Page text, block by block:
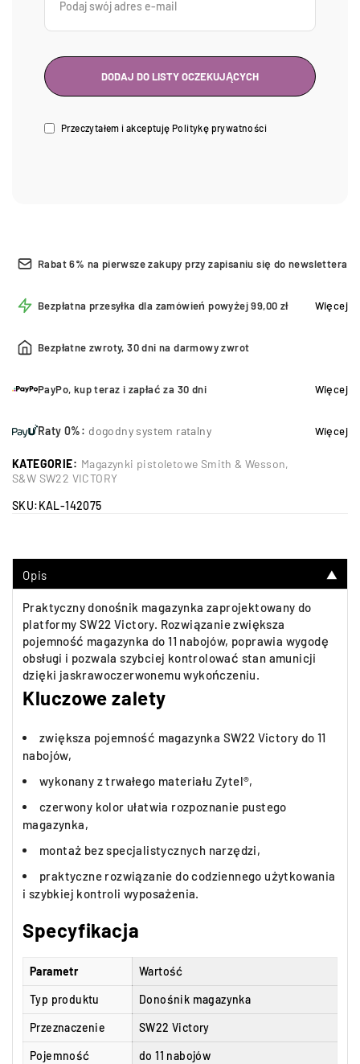
Przeczytałem i akceptuję Politykę prywatności
Rabat 6% na pierwsze zakupy przy zapisaniu się do newslettera
Bezpłatna przesyłka dla zamówień powyżej 99,00 zł Więcej
Bezpłatne zwroty, 30 dni na darmowy zwrot
PayPo, kup teraz i zapłać za 30 dni Więcej
Raty 0%: dogodny system ratalny Więcej
KATEGORIE: Magazynki pistoletowe Smith & Wesson,
S&W SW22 VICTORY
SKU:KAL-142075
Opis ▼
Praktyczny donośnik magazynka zaprojektowany do
platformy SW22 Victory. Rozwiązanie zwiększa
pojemność magazynka do 11 nabojów, poprawia wygodę
obsługi i pozwala szybciej kontrolować stan amunicji
dzięki jaskrawoczerwonemu wykończeniu.
Kluczowe zalety
zwiększa pojemność magazynka SW22 Victory do 11
nabojów,
wykonany z trwałego materiału Zytel®,
czerwony kolor ułatwia rozpoznanie pustego
magazynka,
montaż bez specjalistycznych narzędzi,
praktyczne rozwiązanie do codziennego użytkowania
i szybkiej kontroli wyposażenia.
Specyfikacja
Parametr Wartość
Typ produktu Donośnik magazynka
Przeznaczenie SW22 Victory
Pojemność do 11 nabojów